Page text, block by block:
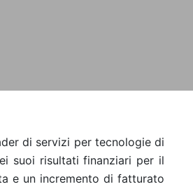
di servizi per tecnologie di
suoi risultati finanziari per il
e un incremento di fatturato